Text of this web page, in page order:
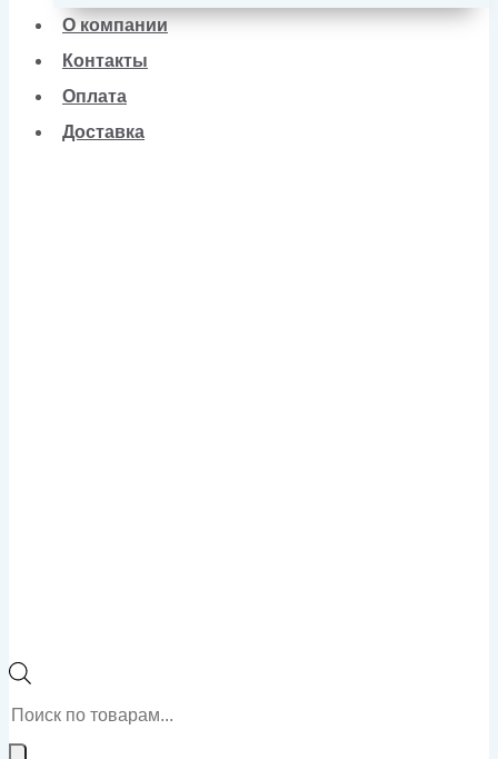
О компании
Контакты
Оплата
Доставка
Поиск
товаров